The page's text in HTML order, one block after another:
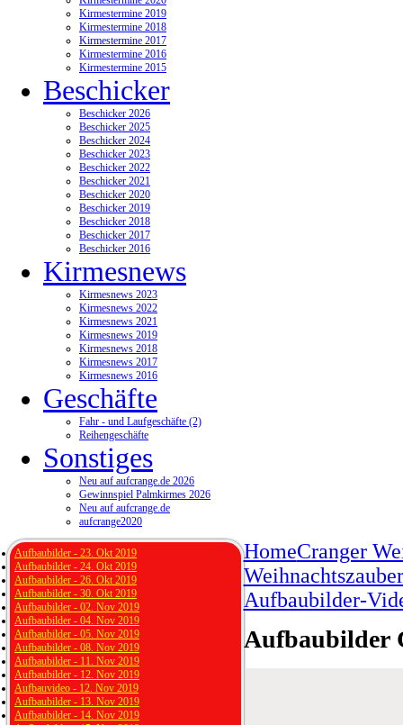
Kirmestermine 2019
Kirmestermine 2018
Kirmestermine 2017
Kirmestermine 2016
Kirmestermine 2015
Beschicker
Beschicker 2026
Beschicker 2025
Beschicker 2024
Beschicker 2023
Beschicker 2022
Beschicker 2021
Beschicker 2020
Beschicker 2019
Beschicker 2018
Beschicker 2017
Beschicker 2016
Kirmesnews
Kirmesnews 2023
Kirmesnews 2022
Kirmesnews 2021
Kirmesnews 2019
Kirmesnews 2018
Kirmesnews 2017
Kirmesnews 2016
Geschäfte
Fahr - und Laufgeschäfte (2)
Reihengeschäfte
Sonstiges
Neu auf aufcrange.de 2026
Gewinnspiel Palmkirmes 2026
Neu auf aufcrange.de
aufcrange2020
HomeCranger
Aufbaubilder-
Aufbaubilder
Aufbaubilder - 23. Okt 2019
Aufbaubilder - 24. Okt 2019
Aufbaubilder - 26. Okt 2019
Aufbaubilder - 30. Okt 2019
Aufbaubilder - 02. Nov 2019
Aufbaubilder - 04. Nov 2019
Aufbaubilder - 05. Nov 2019
Aufbaubilder - 08. Nov 2019
Aufbaubilder - 11. Nov 2019
Aufbaubilder - 12. Nov 2019
Aufbauvideo - 12. Nov 2019
Aufbaubilder - 13. Nov 2019
Aufbaubilder - 14. Nov 2019